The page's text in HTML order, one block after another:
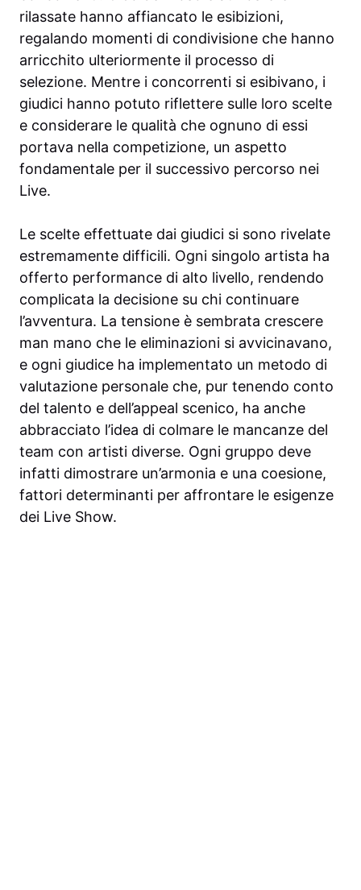
rilassate hanno affiancato le esibizioni,
regalando momenti di condivisione che hanno
arricchito ulteriormente il processo di
selezione. Mentre i concorrenti si esibivano, i
giudici hanno potuto riflettere sulle loro scelte
e considerare le qualità che ognuno di essi
portava nella competizione, un aspetto
fondamentale per il successivo percorso nei
Live.
Le scelte effettuate dai giudici si sono rivelate
estremamente difficili. Ogni singolo artista ha
offerto performance di alto livello, rendendo
complicata la decisione su chi continuare
l’avventura. La tensione è sembrata crescere
man mano che le eliminazioni si avvicinavano,
e ogni giudice ha implementato un metodo di
valutazione personale che, pur tenendo conto
del talento e dell’appeal scenico, ha anche
abbracciato l’idea di colmare le mancanze del
team con artisti diverse. Ogni gruppo deve
infatti dimostrare un’armonia e una coesione,
fattori determinanti per affrontare le esigenze
dei Live Show.